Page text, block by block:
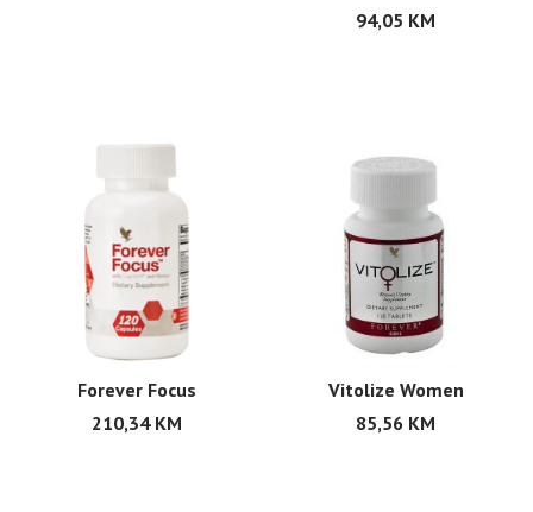
94,05 KM
Forever Focus
210,34 KM
Vitolize Women
85,56 KM